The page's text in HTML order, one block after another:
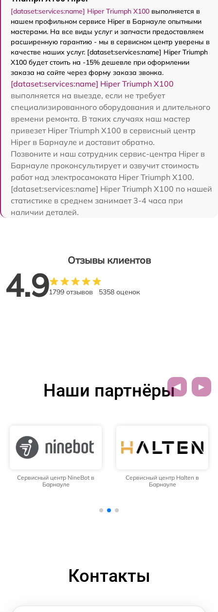
[dataset:services:name] Hiper Triumph X100 выполняется в
нашем профильном сервисе Hiper в Барнауле опытными
мастерами. На все виды услуг и запчасти предоставляем
расширенную гарантию - мы в сервисном центр уверены в
качестве наших услуг. [dataset:services:name] Hiper Triumph
X100 будет стоить на -15% дешевле при оформлении
заказа на сайте через форму заказа звонка.
[dataset:services:name] Hiper Triumph X100
выполняется на выезде, если не требует
специализированного оборудования и длительного
времени ремонта. В таких случаях наш мастер
привезет Hiper Triumph X100 в сервисный центр
Hiper в Барнауле и доставит обратно.
Позвоните и наш сотрудник сервис-центра Hiper в
Барнауле проконсультирует и озвучит стоимость
работ над электросамоката Hiper Triumph X100.
[dataset:services:name] Hiper Triumph X100 по нашей
статистике в среднем занимает 3-4 часа при
наличии деталей.
Отзывы клиентов
4.91799 отзывов 5358 оценок
Наши партнёры
Сервисный центр NineBot в
Барнауле
Сервисный центр Halten в
Барнауле
Контакты